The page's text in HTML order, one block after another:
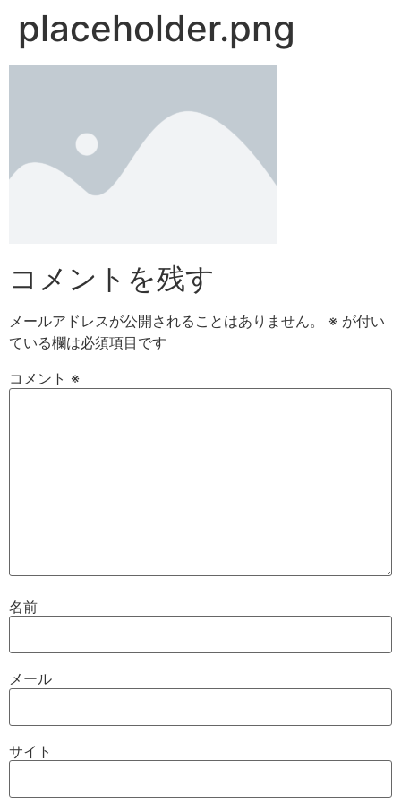
placeholder.png
コメントを残す
メールアドレスが公開されることはありません。 ※ が付い
ている欄は必須項目です
コメント ※
名前
メール
サイト